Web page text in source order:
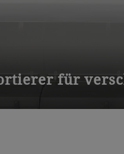
für
von 2 bis 3 Tonnen